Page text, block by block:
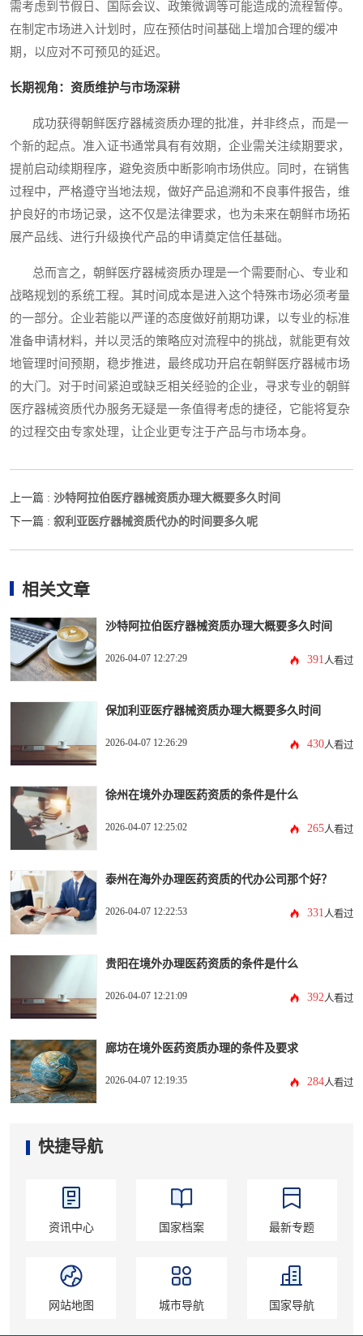
需考虑到节假日、国际会议、政策微调等可能造成的流程暂停。
在制定市场进入计划时，应在预估时间基础上增加合理的缓冲
期，以应对不可预见的延迟。
长期视角：资质维护与市场深耕
成功获得朝鲜医疗器械资质办理的批准，并非终点，而是一
个新的起点。准入证书通常具有有效期，企业需关注续期要求，
提前启动续期程序，避免资质中断影响市场供应。同时，在销售
过程中，严格遵守当地法规，做好产品追溯和不良事件报告，维
护良好的市场记录，这不仅是法律要求，也为未来在朝鲜市场拓
展产品线、进行升级换代产品的申请奠定信任基础。
总而言之，朝鲜医疗器械资质办理是一个需要耐心、专业和
战略规划的系统工程。其时间成本是进入这个特殊市场必须考量
的一部分。企业若能以严谨的态度做好前期功课，以专业的标准
准备申请材料，并以灵活的策略应对流程中的挑战，就能更有效
地管理时间预期，稳步推进，最终成功开启在朝鲜医疗器械市场
的大门。对于时间紧迫或缺乏相关经验的企业，寻求专业的朝鲜
医疗器械资质代办服务无疑是一条值得考虑的捷径，它能将复杂
的过程交由专家处理，让企业更专注于产品与市场本身。
上一篇 : 沙特阿拉伯医疗器械资质办理大概要多久时间
下一篇 : 叙利亚医疗器械资质代办的时间要多久呢
相关文章
沙特阿拉伯医疗器械资质办理大概要多久时间
2026-04-07 12:27:29 391人看过
保加利亚医疗器械资质办理大概要多久时间
2026-04-07 12:26:29 430人看过
徐州在境外办理医药资质的条件是什么
2026-04-07 12:25:02 265人看过
泰州在海外办理医药资质的代办公司那个好？
2026-04-07 12:22:53 331人看过
贵阳在境外办理医药资质的条件是什么
2026-04-07 12:21:09 392人看过
廊坊在境外医药资质办理的条件及要求
2026-04-07 12:19:35 284人看过
快捷导航
资讯中心 国家档案 最新专题
网站地图 城市导航 国家导航